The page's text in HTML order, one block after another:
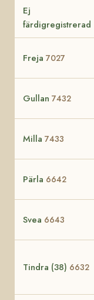
Ej
färdigregistrerad
Freja 7027
Gullan 7432
Milla 7433
Pärla 6642
Svea 6643
Tindra (38) 6632